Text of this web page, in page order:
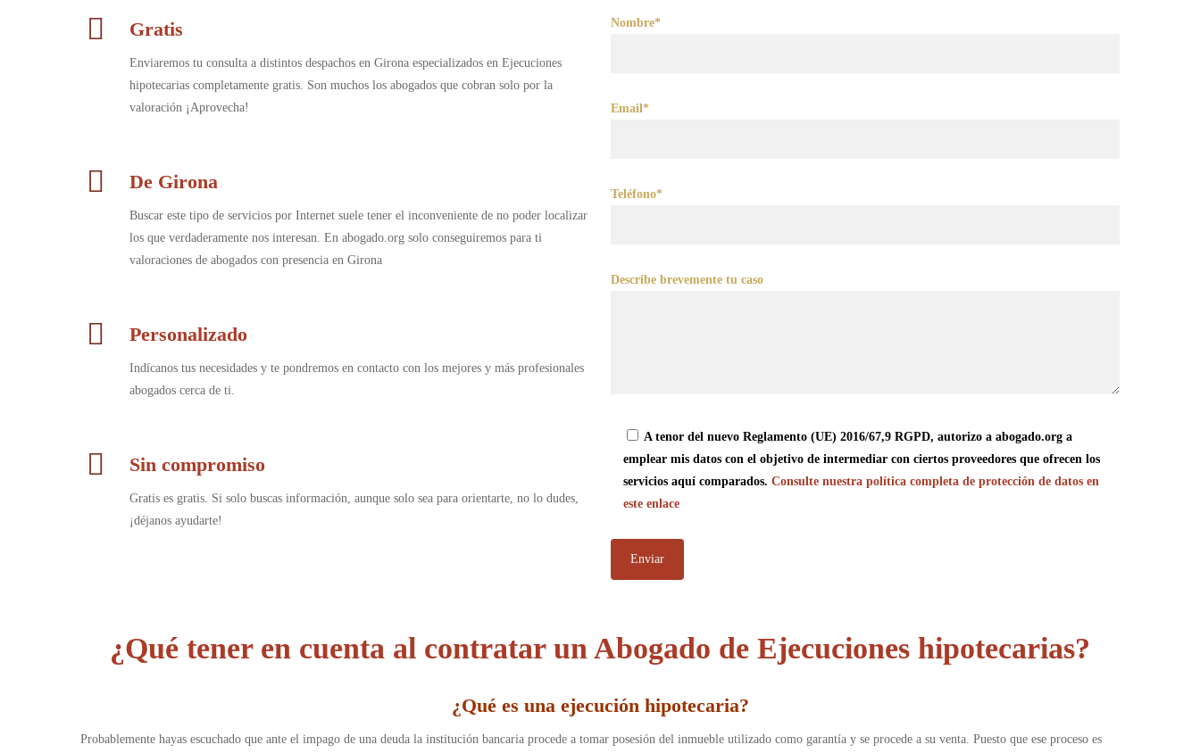
Gratis
Enviaremos tu consulta a distintos despachos en Girona especializados en Ejecuciones
hipotecarias completamente gratis. Son muchos los abogados que cobran solo por la
valoración ¡Aprovecha!
De Girona
Buscar este tipo de servicios por Internet suele tener el inconveniente de no poder localizar
los que verdaderamente nos interesan. En abogado.org solo conseguiremos para ti
valoraciones de abogados con presencia en Girona
Personalizado
Indícanos tus necesidades y te pondremos en contacto con los mejores y más profesionales
abogados cerca de ti.
Sin compromiso
Gratis es gratis. Si solo buscas información, aunque solo sea para orientarte, no lo dudes,
¡déjanos ayudarte!
Nombre*
Email*
Teléfono*
Describe brevemente tu caso
A tenor del nuevo Reglamento (UE) 2016/67,9 RGPD, autorizo a abogado.org a
emplear mis datos con el objetivo de intermediar con ciertos proveedores que ofrecen los
servicios aquí comparados. Consulte nuestra política completa de protección de datos en
este enlace
¿Qué tener en cuenta al contratar un Abogado de Ejecuciones hipotecarias?
¿Qué es una ejecución hipotecaria?
Probablemente hayas escuchado que ante el impago de una deuda la institución bancaria procede a tomar posesión del inmueble utilizado como garantía y se procede a su venta. Puesto que ese proceso es